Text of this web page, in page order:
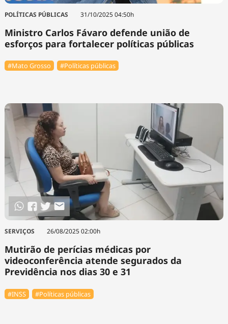
POLÍTICAS PÚBLICAS 31/10/2025 04:50h
Ministro Carlos Fávaro defende união de
esforços para fortalecer políticas públicas
#Mato Grosso #Políticas públicas
SERVIÇOS 26/08/2025 02:00h
Mutirão de perícias médicas por
videoconferência atende segurados da
Previdência nos dias 30 e 31
#INSS #Políticas públicas